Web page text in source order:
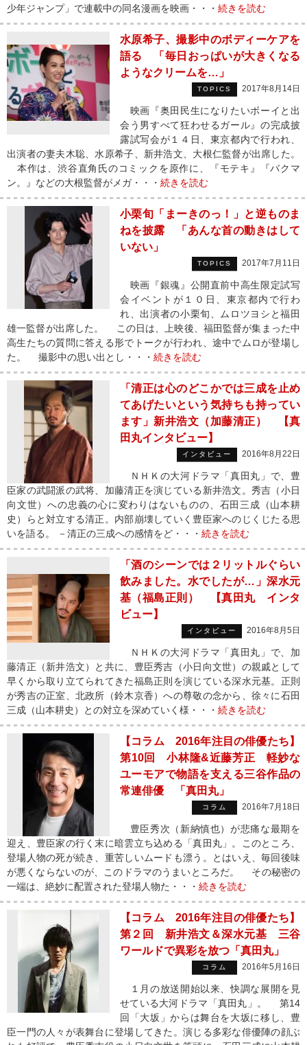
少年ジャンプ」で連載中の同名漫画を映画・・・ 続きを読む
水原希子、撮影中のボディーケアを
語る 「毎日おっぱいが大きくなる
ようなクリームを…」
TOPICS 2017年8月14日
映画『奥田民生になりたいボーイと出
会う男すべて狂わせるガール』の完成披
露試写会が１４日、東京都内で行われ、
出演者の妻夫木聡、水原希子、新井浩文、大根仁監督が出席した。
本作は、渋谷直角氏のコミックを原作に、『モテキ』『バクマ
ン。』などの大根監督がメガ・・・ 続きを読む
小栗旬「まーきのっ！」と逆ものま
ねを披露 「あんな首の動きはして
いない」
TOPICS 2017年7月11日
映画『銀魂』公開直前中高生限定試写
会イベントが１０日、東京都内で行わ
れ、出演者の小栗旬、ムロツヨシと福田
雄一監督が出席した。 この日は、上映後、福田監督が集まった中
高生たちの質問に答える形でトークが行われ、途中でムロが登場し
た。 撮影中の思い出とし・・・ 続きを読む
「清正は心のどこかでは三成を止め
てあげたいという気持ちも持ってい
ます」新井浩文（加藤清正） 【真
田丸インタビュー】
インタビュー 2016年8月22日
ＮＨＫの大河ドラマ「真田丸」で、豊
臣家の武闘派の武将、加藤清正を演じている新井浩文。秀吉（小日
向文世）への忠義の心に変わりはないものの、石田三成（山本耕
史）らと対立する清正。内部崩壊していく豊臣家へのじくじたる思
いを語る。 －清正の三成への感情をど・・・ 続きを読む
「酒のシーンでは２リットルぐらい
飲みました。水でしたが…」深水元
基（福島正則） 【真田丸 インタ
ビュー】
インタビュー 2016年8月5日
ＮＨＫの大河ドラマ「真田丸」で、加
藤清正（新井浩文）と共に、豊臣秀吉（小日向文世）の親戚として
早くから取り立てられてきた福島正則を演じている深水元基。正則
が秀吉の正室、北政所（鈴木京香）への尊敬の念から、徐々に石田
三成（山本耕史）との対立を深めていく様・・・ 続きを読む
【コラム 2016年注目の俳優たち】
第10回 小林隆&近藤芳正 軽妙な
ユーモアで物語を支える三谷作品の
常連俳優 「真田丸」
コラム 2016年7月18日
豊臣秀次（新納慎也）が悲痛な最期を
迎え、豊臣家の行く末に暗雲立ち込める「真田丸」。このところ、
登場人物の死が続き、重苦しいムードも漂う。とはいえ、毎回後味
が悪くならないのが、このドラマのうまいところだ。 その秘密の
一端は、絶妙に配置された登場人物た・・・ 続きを読む
【コラム 2016年注目の俳優たち】
第２回 新井浩文＆深水元基 三谷
ワールドで異彩を放つ「真田丸」
コラム 2016年5月16日
１月の放送開始以来、快調な展開を見
せている大河ドラマ「真田丸」。 第14
回「大坂」からは舞台を大坂に移し、豊
臣一門の人々が表舞台に登場してきた。演じる多彩な俳優陣の顔ぶ